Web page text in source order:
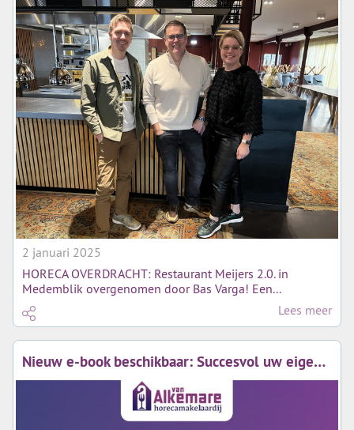
2 januari 2025
HORECA OVERDRACHT: Restaurant Meijers 2.0. in
Medemblik overgenomen door Bas Varga! Een...
Lees meer
Nieuw e-book beschikbaar: Succesvol uw eigen horecaonderneming starten! (vraag nu gratis aan!)